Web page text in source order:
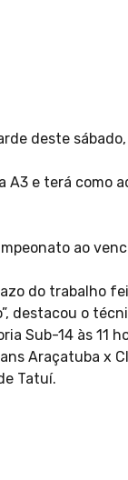
deste
e terá como
ao
do trabalho
destacou o
Sub-14 às 11
Araçatuba x
Tatuí.